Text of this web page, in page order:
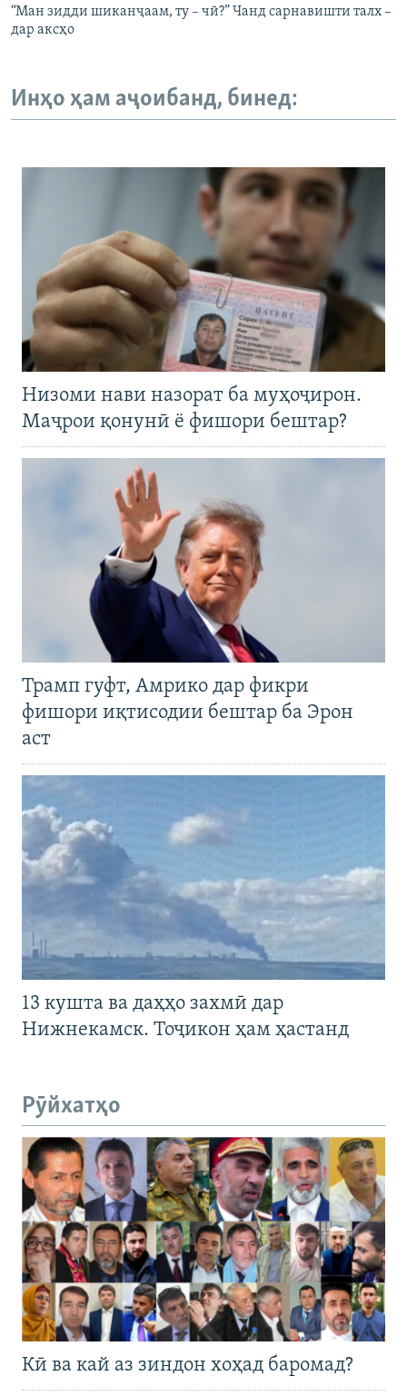
“Ман зидди шиканҷаам, ту – чӣ?” Чанд сарнавишти талх –
дар аксҳо
Инҳо ҳам аҷоибанд, бинед:
Низоми нави назорат ба муҳоҷирон.
Маҷрои қонунӣ ё фишори бештар?
Трамп гуфт, Амрико дар фикри
фишори иқтисодии бештар ба Эрон
аст
13 кушта ва даҳҳо захмӣ дар
Нижнекамск. Тоҷикон ҳам ҳастанд
Рӯйхатҳо
Кӣ ва кай аз зиндон хоҳад баромад?